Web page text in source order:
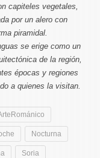
capiteles vegetales,
por un alero con
piramidal.
se erige como un
de la región,
épocas y regiones
a quienes la visitan.
Nocturna
Soria